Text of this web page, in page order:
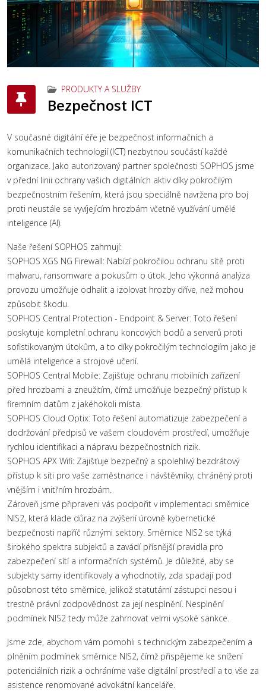
PRODUKTY A SLUŽBY
Bezpečnost ICT
V současné digitální éře je bezpečnost informačních a
komunikačních technologií (ICT) nezbytnou součástí každé
organizace. Jako autorizovaný partner společnosti SOPHOS jsme
v přední linii ochrany vašich digitálních aktiv díky pokročilým
bezpečnostním řešením, která jsou speciálně navržena pro boj
proti neustále se vyvíjejícím hrozbám včetně využívání umělé
inteligence (AI).
Naše řešení SOPHOS zahrnují:
SOPHOS XGS NG Firewall: Nabízí pokročilou ochranu sítě proti
malwaru, ransomware a pokusům o útok. Jeho výkonná analýza
provozu umožňuje odhalit a izolovat hrozby dříve, než mohou
způsobit škodu.
SOPHOS Central Protection - Endpoint & Server: Toto řešení
poskytuje kompletní ochranu koncových bodů a serverů proti
sofistikovaným útokům, a to díky pokročilým technologiím jako je
umělá inteligence a strojové učení.
SOPHOS Central Mobile: Zajišťuje ochranu mobilních zařízení
před hrozbami a zneužitím, čímž umožňuje bezpečný přístup k
firemním datům z jakéhokoli místa.
SOPHOS Cloud Optix: Toto řešení automatizuje zabezpečení a
dodržování předpisů ve vašem cloudovém prostředí, umožňuje
rychlou identifikaci a nápravu bezpečnostních rizik.
SOPHOS APX Wifi: Zajišťuje bezpečný a spolehlivý bezdrátový
přístup k síti pro vaše zaměstnance i návštěvníky, chráněný proti
vnějším i vnitřním hrozbám.
Zároveň jsme připraveni vás podpořit v implementaci směrnice
NIS2, která klade důraz na zvýšení úrovně kybernetické
bezpečnosti napříč různými sektory. Směrnice NIS2 se týká
širokého spektra subjektů a zavádí přísnější pravidla pro
zabezpečení sítí a informačních systémů. Je důležité, aby se
subjekty samy identifikovaly a vyhodnotily, zda spadají pod
působnost této směrnice, jelikož statutární zástupci nesou i
trestně právní zodpovědnost za její nesplnění. Nesplnění
podmínek NIS2 tedy může zahrnovat velmi vysoké sankce.
Jsme zde, abychom vám pomohli s technickým zabezpečením a
plněním podmínek směrnice NIS2, čímž přispějeme ke snížení
potenciálních rizik a ochráníme vaše digitální prostředí a to vše za
asistence renomované advokátní kanceláře.